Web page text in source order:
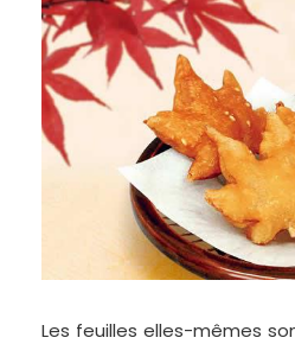
Les feuilles elles-mêmes